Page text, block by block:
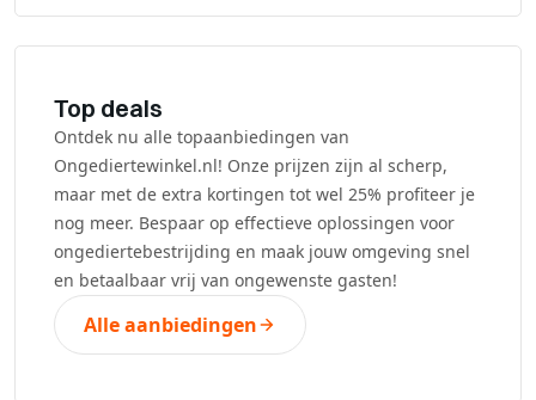
Top deals
Ontdek nu alle topaanbiedingen van
Ongediertewinkel.nl! Onze prijzen zijn al scherp,
maar met de extra kortingen tot wel 25% profiteer je
nog meer. Bespaar op effectieve oplossingen voor
ongediertebestrijding en maak jouw omgeving snel
en betaalbaar vrij van ongewenste gasten!
Alle aanbiedingen